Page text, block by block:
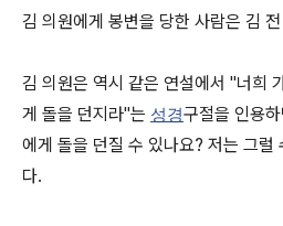
김 의원에게 봉변을 당한 사람은 김
김 의원은 역시 같은 연설에서 "너희
게 돌을 던지라"는 성경구절을 인용
에게 돌을 던질 수 있나요? 저는 그럴
다.